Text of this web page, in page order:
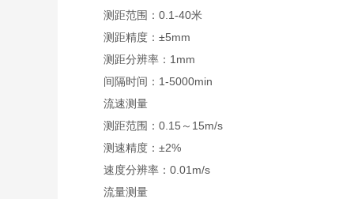
测距范围：0.1-40米
测距精度：±5mm
测距分辨率：1mm
间隔时间：1-5000min
流速测量
测距范围：0.15～15m/s
测速精度：±2%
速度分辨率：0.01m/s
流量测量